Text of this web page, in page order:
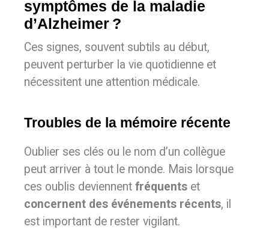
symptômes de la maladie
d’Alzheimer ?
Ces signes, souvent subtils au début,
peuvent perturber la vie quotidienne et
nécessitent une attention médicale.
Troubles de la mémoire récente
Oublier ses clés ou le nom d’un collègue
peut arriver à tout le monde. Mais lorsque
ces oublis deviennent fréquents et
concernent des événements récents, il
est important de rester vigilant.